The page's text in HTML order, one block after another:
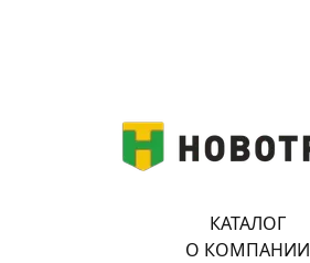
КАТАЛОГ
О КОМПАНИИ